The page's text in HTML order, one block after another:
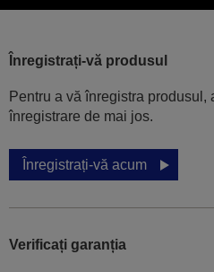
Înregistrați-vă produsul
Pentru a vă înregistra produsul,
înregistrare de mai jos.
Înregistrați-vă acum
Verificați garanția